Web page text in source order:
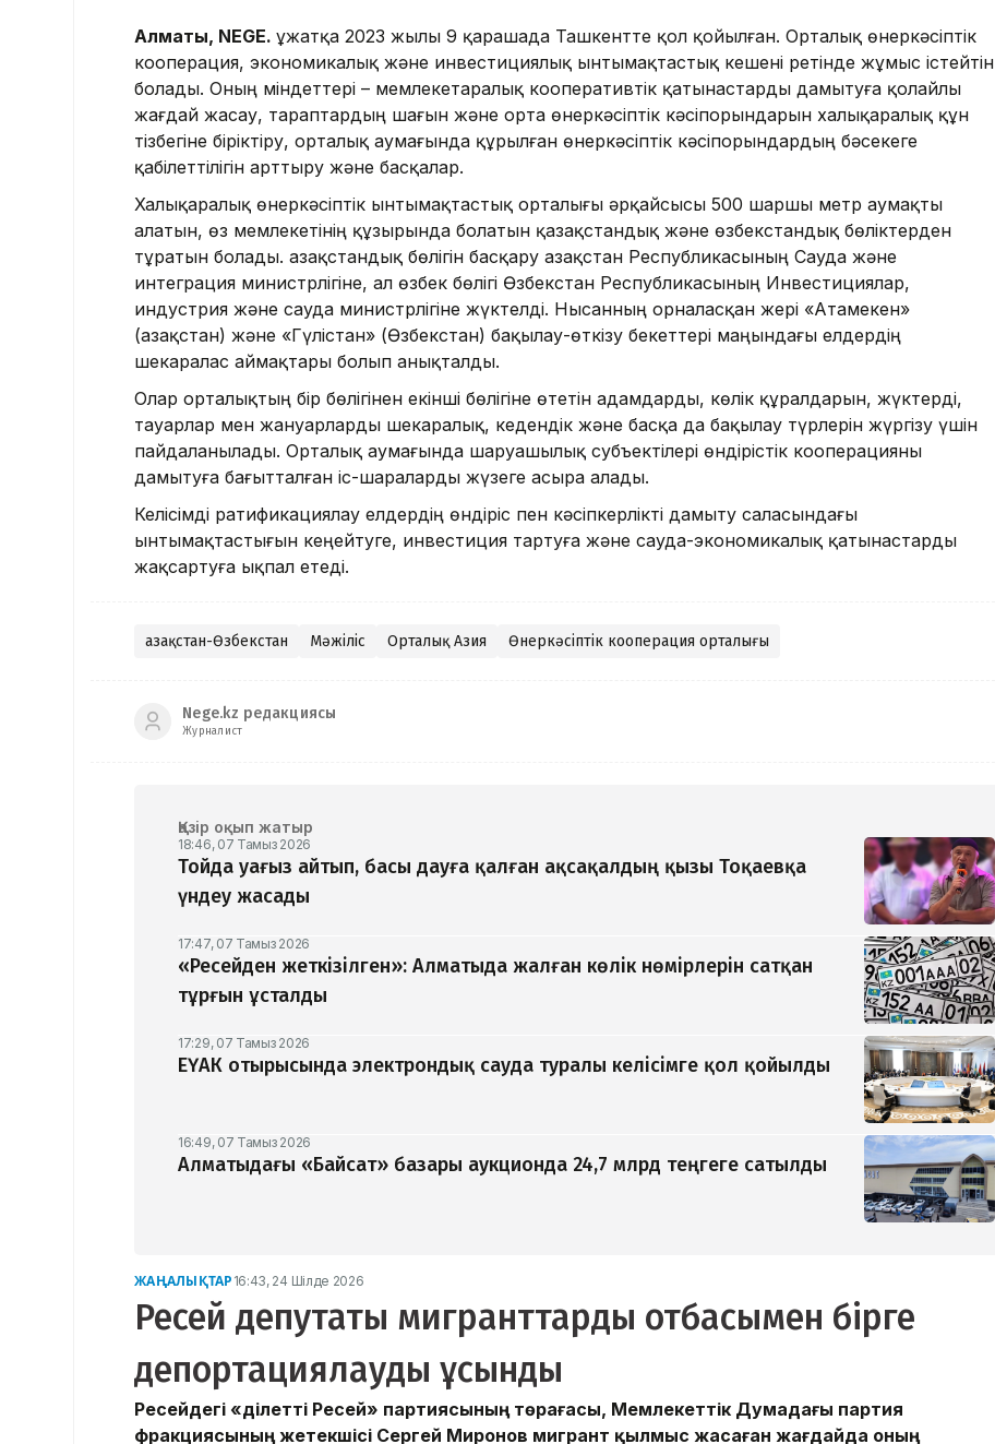
Алматы, NEGE. Құжатқа 2023 жылы 9 қарашада Ташкентте қол қойылған. Орталық өнеркәсіптік
кооперация, экономикалық және инвестициялық ынтымақтастық кешені ретінде жұмыс істейтін
болады. Оның міндеттері – мемлекетаралық кооперативтік қатынастарды дамытуға қолайлы
жағдай жасау, тараптардың шағын және орта өнеркәсіптік кәсіпорындарын халықаралық құн
тізбегіне біріктіру, орталық аумағында құрылған өнеркәсіптік кәсіпорындардың бәсекеге
қабілеттілігін арттыру және басқалар.
Халықаралық өнеркәсіптік ынтымақтастық орталығы әрқайсысы 500 шаршы метр аумақты
алатын, өз мемлекетінің құзырында болатын қазақстандық және өзбекстандық бөліктерден
тұратын болады. Қазақстандық бөлігін басқару Қазақстан Республикасының Сауда және
интеграция министрлігіне, ал өзбек бөлігі Өзбекстан Республикасының Инвестициялар,
индустрия және сауда министрлігіне жүктелді. Нысанның орналасқан жері «Атамекен»
(Қазақстан) және «Гүлістан» (Өзбекстан) бақылау-өткізу бекеттері маңындағы елдердің
шекаралас аймақтары болып анықталды.
Олар орталықтың бір бөлігінен екінші бөлігіне өтетін адамдарды, көлік құралдарын, жүктерді,
тауарлар мен жануарларды шекаралық, кедендік және басқа да бақылау түрлерін жүргізу үшін
пайдаланылады. Орталық аумағында шаруашылық субъектілері өндірістік кооперацияны
дамытуға бағытталған іс-шараларды жүзеге асыра алады.
Келісімді ратификациялау елдердің өндіріс пен кәсіпкерлікті дамыту саласындағы
ынтымақтастығын кеңейтуге, инвестиция тартуға және сауда-экономикалық қатынастарды
жақсартуға ықпал етеді.
Қазақстан-Өзбекстан Мәжіліс Орталық Азия Өнеркәсіптік кооперация орталығы
Nege.kz редакциясы
Журналист
Қазір оқып жатыр
18:46, 07 Тамыз 2026
Тойда уағыз айтып, басы дауға қалған ақсақалдың қызы Тоқаевқа
үндеу жасады
17:47, 07 Тамыз 2026
«Ресейден жеткізілген»: Алматыда жалған көлік нөмірлерін сатқан
тұрғын ұсталды
17:29, 07 Тамыз 2026
ЕҮАК отырысында электрондық сауда туралы келісімге қол қойылды
16:49, 07 Тамыз 2026
Алматыдағы «Байсат» базары аукционда 24,7 млрд теңгеге сатылды
ЖАҢАЛЫҚТАР 16:43, 24 Шілде 2026
Ресей депутаты мигранттарды отбасымен бірге
депортациялауды ұсынды
​Ресейдегі «Әділетті Ресей» партиясының төрағасы, Мемлекеттік Думадағы партия
фракциясының жетекшісі Сергей Миронов мигрант қылмыс жасаған жағдайда оның